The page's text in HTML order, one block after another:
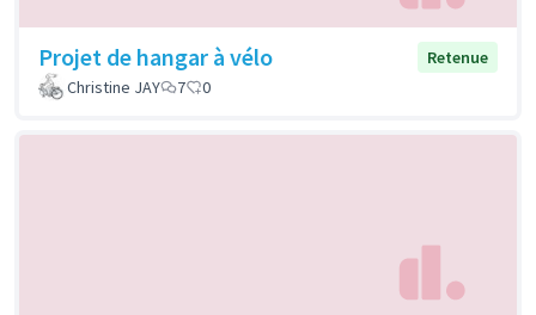
Projet de hangar à vélo
Retenue
Christine JAY
7 0